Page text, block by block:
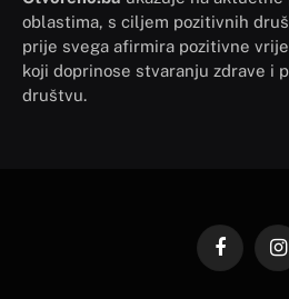
oblastima, s ciljem pozitivnih
prije svega afirmira pozitivne
koji doprinose stvaranju zdrave i
društvu.
Facebook